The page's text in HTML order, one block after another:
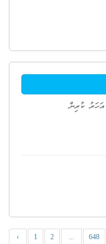
‹ 1 2 ... 648